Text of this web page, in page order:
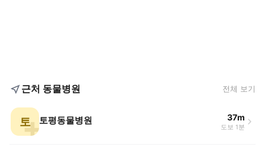
근처 동물병원 전체 보기
토 토평동물병원 37m
도보 1분